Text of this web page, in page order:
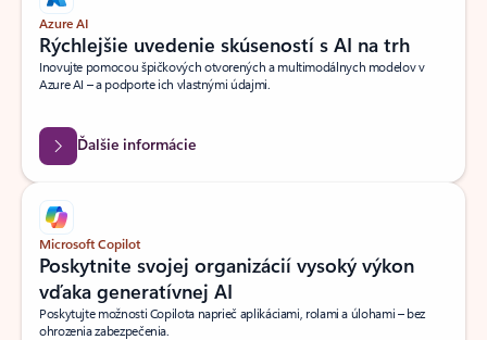
Azure AI
Rýchlejšie uvedenie skúseností s AI na trh
Inovujte pomocou špičkových otvorených a multimodálnych modelov v
Azure AI – a podporte ich vlastnými údajmi.
Ďalšie informácie
Microsoft Copilot
Poskytnite svojej organizácií vysoký výkon
vďaka generatívnej AI
Poskytujte možnosti Copilota naprieč aplikáciami, rolami a úlohami – bez
ohrozenia zabezpečenia.